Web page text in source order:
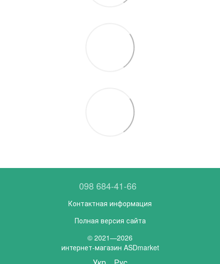
098 684-41-66
Контактная информация
Полная версия сайта
© 2021—2026
интернет-магазин ASDmarket